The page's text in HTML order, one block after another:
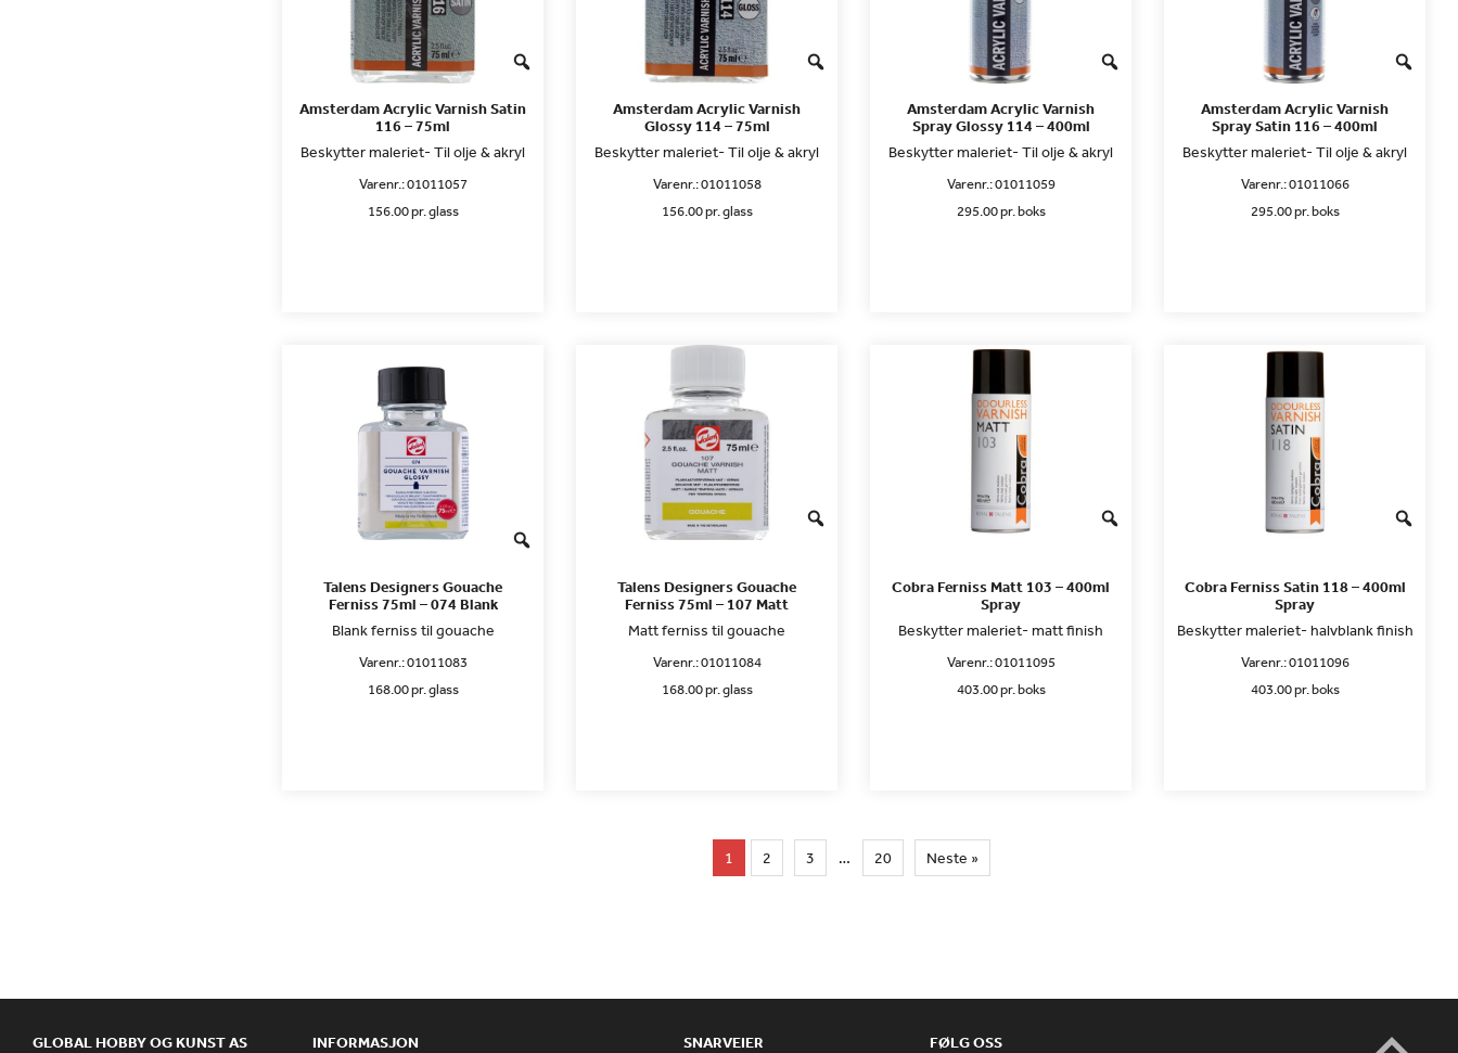
Amsterdam Acrylic Varnish Satin
116 – 75ml
Beskytter maleriet- Til olje & akryl
Varenr.:01011057
156.00 pr. glass
Amsterdam Acrylic Varnish
Glossy 114 – 75ml
Beskytter maleriet- Til olje & akryl
Varenr.:01011058
156.00 pr. glass
Amsterdam Acrylic Varnish
Spray Glossy 114 – 400ml
Beskytter maleriet- Til olje & akryl
Varenr.:01011059
295.00 pr. boks
Amsterdam Acrylic Varnish
Spray Satin 116 – 400ml
Beskytter maleriet- Til olje & akryl
Varenr.:01011066
295.00 pr. boks
Talens Designers Gouache
Ferniss 75ml – 074 Blank
Blank ferniss til gouache
Varenr.:01011083
168.00 pr. glass
Talens Designers Gouache
Ferniss 75ml – 107 Matt
Matt ferniss til gouache
Varenr.:01011084
168.00 pr. glass
Cobra Ferniss Matt 103 – 400ml
Spray
Beskytter maleriet- matt finish
Varenr.:01011095
403.00 pr. boks
Cobra Ferniss Satin 118 – 400ml
Spray
Beskytter maleriet- halvblank finish
Varenr.:01011096
403.00 pr. boks
1 2 3 … 20 Neste »
GLOBAL HOBBY OG KUNST AS INFORMASJON SNARVEIER FØLG OSS